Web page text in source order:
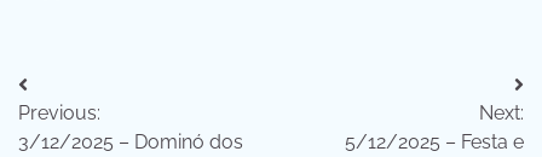
Navegação
de
Previous:
3/12/2025 – Dominó dos
Next:
5/12/2025 – Festa e